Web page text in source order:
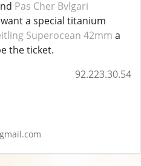
Pas Cher Bvlgari
want a special titanium
Superocean 42mm a
the ticket.
92.223.30.54